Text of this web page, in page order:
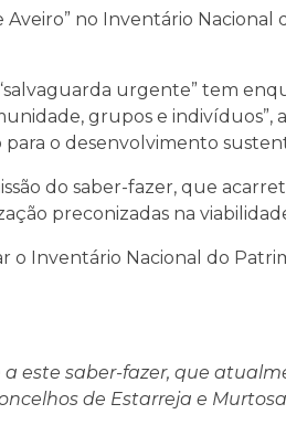
no Inventário
urgente” tem
grupos e indivíduos”,
o desenvolvimento
do saber-fazer, que
preconizadas na
o Inventário Nacional do
este saber-fazer, que
de Estarreja e